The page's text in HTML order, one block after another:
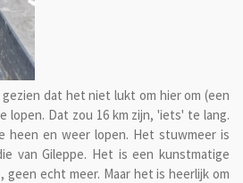
dat het niet lukt om hier om (een
lopen. Dat zou 16 km zijn, 'iets' te lang.
heen en weer lopen. Het stuwmeer is
van Gileppe. Het is een kunstmatige
geen echt meer. Maar het is heerlijk om